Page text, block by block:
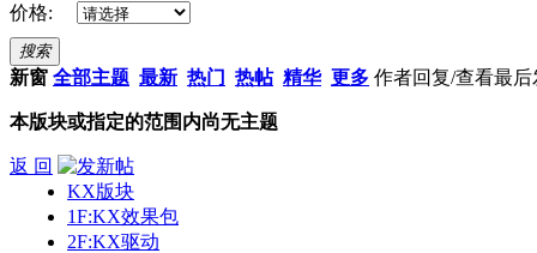
价格:
搜索
新窗 全部主题 最新 热门 热帖 精华 更多 作者回复/查看最后
本版块或指定的范围内尚无主题
返 回
KX版块
1F:KX效果包
2F:KX驱动